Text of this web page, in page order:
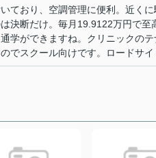
ており、空調管理に便利。近く
決断だけ。毎月19.9122万円で
学ができますね。クリニックの
でスクール向けです。ロードサ